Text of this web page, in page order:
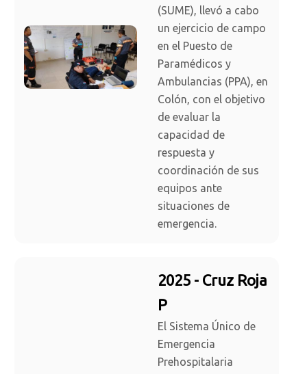
(SUME), llevó a cabo
un ejercicio de campo
en el Puesto de
Paramédicos y
Ambulancias (PPA), en
Colón, con el objetivo
de evaluar la
capacidad de
respuesta y
coordinación de sus
equipos ante
situaciones de
emergencia.
2025 - Cruz Roja
P
El Sistema Único de
Emergencia
Prehospitalaria